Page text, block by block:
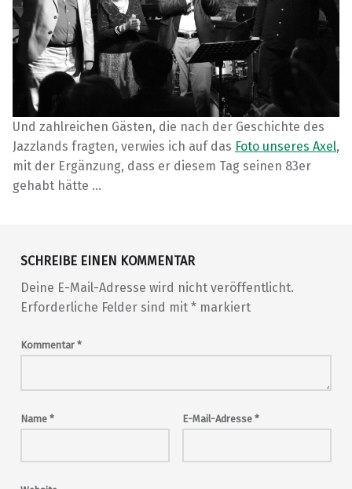
Und zahlreichen Gästen, die nach der Geschichte des
Jazzlands fragten, verwies ich auf das Foto unseres Axel,
mit der Ergänzung, dass er diesem Tag seinen 83er
gehabt hätte …
Skip back to main navigation
SCHREIBE EINEN KOMMENTAR
Deine E-Mail-Adresse wird nicht veröffentlicht.
Erforderliche Felder sind mit *markiert
Kommentar *
Name * E-Mail-Adresse *